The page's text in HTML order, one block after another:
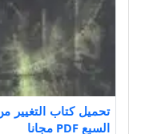
تحميل كتاب التغيير
السبع PDF مجانا